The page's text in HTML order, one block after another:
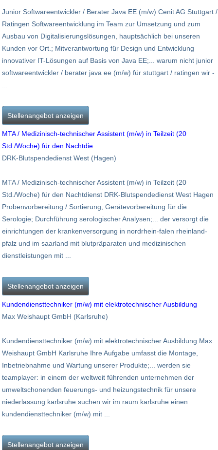
Junior Softwareentwickler / Berater Java EE (m/w) Cenit AG Stuttgart /
Ratingen Softwareentwicklung im Team zur Umsetzung und zum
Ausbau von Digitalisierungslösungen, hauptsächlich bei unseren
Kunden vor Ort.; Mitverantwortung für Design und Entwicklung
innovativer IT-Lösungen auf Basis von Java EE;... warum nicht junior
softwareentwickler / berater java ee (m/w) für stuttgart / ratingen wir -
Stellenangebot anzeigen
MTA / Medizinisch-technischer Assistent (m/w) in Teilzeit (20
Std./Woche) für den Nachtdie
DRK-Blutspendedienst West (Hagen)
MTA / Medizinisch-technischer Assistent (m/w) in Teilzeit (20
Std./Woche) für den Nachtdienst DRK-Blutspendedienst West Hagen
Probenvorbereitung / Sortierung; Gerätevorbereitung für die
Serologie; Durchführung serologischer Analysen;... der versorgt die
einrichtungen der krankenversorgung in nordrhein-falen rheinland-
pfalz und im saarland mit blutpräparaten und medizinischen
dienstleistungen mit ...
Stellenangebot anzeigen
Kundendiensttechniker (m/w) mit elektrotechnischer Ausbildung
Max Weishaupt GmbH (Karlsruhe)
Kundendiensttechniker (m/w) mit elektrotechnischer Ausbildung Max
Weishaupt GmbH Karlsruhe Ihre Aufgabe umfasst die Montage,
Inbetriebnahme und Wartung unserer Produkte;... werden sie
teamplayer: in einem der weltweit führenden unternehmen der
umweltschonenden feuerungs- und heizungstechnik für unsere
niederlassung karlsruhe suchen wir im raum karlsruhe einen
kundendiensttechniker (m/w) mit ...
Stellenangebot anzeigen